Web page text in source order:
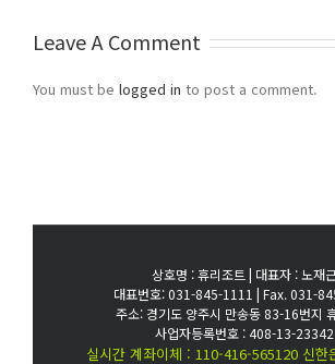
Leave A Comment
You must be logged in to post a comment.
상호명 : 휴리조트 | 대표자 : 노재
대표번호: 031-845-1111 | Fax. 031-
주소: 경기도 양주시 만송동 83-16번지
사업자등록번호 : 408-13-23342
실시간 계좌이체 : 110-416-565120 신한